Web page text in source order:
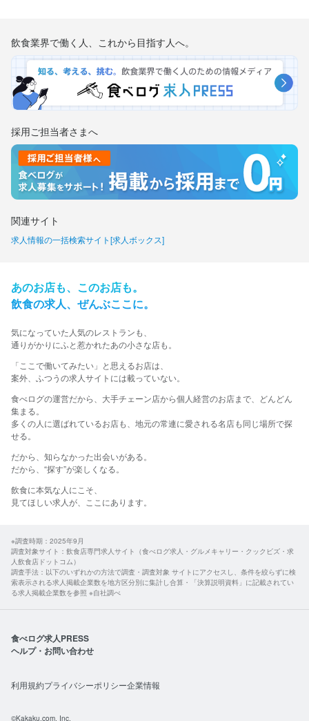
飲食業界で働く人、これから目指す人へ。
採用ご担当者さまへ
関連サイト
求人情報の一括検索サイト[求人ボックス]
あの​お店も、​この​お店も。​
飲食の​求人、​ぜんぶ​ここに。​
気に​なっていた​人気の​レストランも、
​通りが​かりに​ふと​惹かれた​あの​小さな​店も。​
​「ここで​働いてみたい」と​思える​お店は、​
案外、​ふつうの​求人サイトには​載っていない。​
食べログの運営だから、大手チェーン店から個人経営のお店まで、どんどん
集まる。
多くの人に選ばれているお店も、地元の常連に愛される名店も同じ場所で探
せる。​
だから、​知らなかった​出会いが​ある。
​だから、​“探す”が​楽しくなる。​
飲食に​本気な​人に​こそ、​
見て​ほしい​求人が、​ここに​あります。​
※調査時期：2025年9月
調査対象サイト：飲食店専門求人サイト（食べログ求人・グルメキャリー・クックビズ・求
人飲食店ドットコム）
調査手法：以下のいずれかの方法で調査・調査対象 サイトにアクセスし、条件を絞らずに検
索表示される求人掲載企業数を地方区分別に集計し合算・「決算説明資料」に記載されてい
る求人掲載企業数を参照 ※自社調べ
食べログ求人PRESS
ヘルプ・お問い合わせ
利用規約プライバシーポリシー企業情報
©Kakaku.com, Inc.